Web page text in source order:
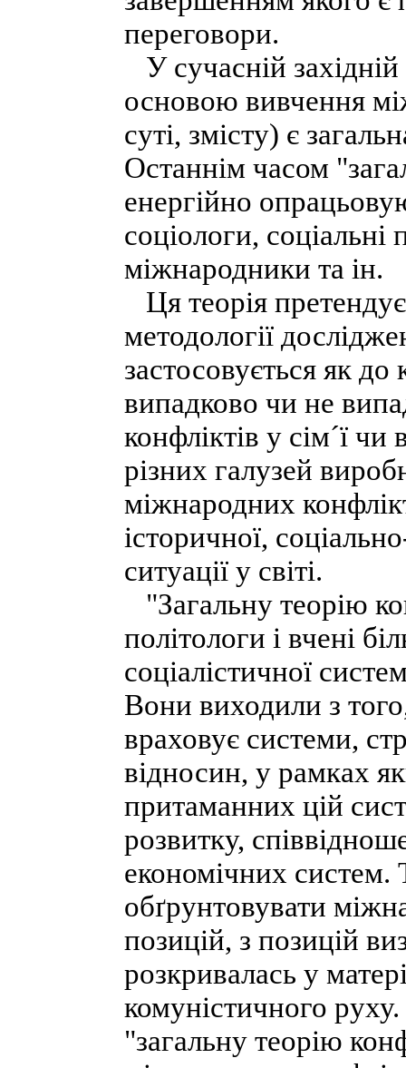
переговори.
У сучасній
основою вивчення
суті, змісту) є
Останнім часом
енергійно
соціологи,
міжнародники та ін.
Ця теорія
методології
застосовується як
випадково чи не
конфліктів у сім´ї
різних галузей
міжнародних
історичної,
ситуації у світі.
"Загальну теорію
політологи і вчені
соціалістичної
Вони виходили з
враховує системи,
відносин, у рамках
притаманних цій
розвитку,
економічних
обґрунтовувати
позицій, з позицій
розкривалась у
комуністичного
"загальну теорію